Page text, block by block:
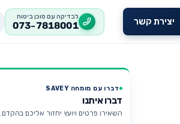
יצירת קשר לבדיקה עם סוכן ביטוח
073-7818001
דברו עם מומחה SAVEY
דברו איתנו
השאירו פרטים ויועץ יחזור אליכם בהקדם.